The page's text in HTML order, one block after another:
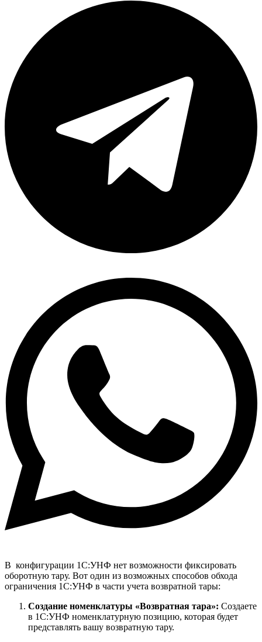
В конфигурации 1С:УНФ нет возможности фиксировать
оборотную тару. Вот один из возможных способов обхода
ограничения 1С:УНФ в части учета возвратной тары:
Создание номенклатуры «Возвратная тара»: Создаете
в 1С:УНФ номенклатурную позицию, которая будет
представлять вашу возвратную тару.